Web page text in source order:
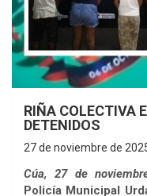
RIÑA COLECTIVA
DETENIDOS
27 de noviembre de
Cúa, 27 de
Policía Municipal